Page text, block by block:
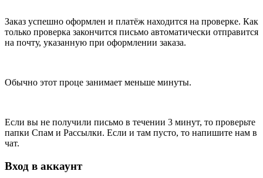
Заказ успешно оформлен и платёж находится на проверке. Как
только проверка закончится письмо автоматически отправится
на почту, указанную при оформлении заказа.
Обычно этот проце занимает меньше минуты.
Если вы не получили письмо в течении 3 минут, то проверьте
папки Спам и Рассылки. Если и там пусто, то напишите нам в
чат.
Вход в аккаунт